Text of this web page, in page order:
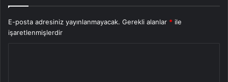
E-posta adresiniz yayınlanmayacak. Gerekli alanlar * ile
işaretlenmişlerdir